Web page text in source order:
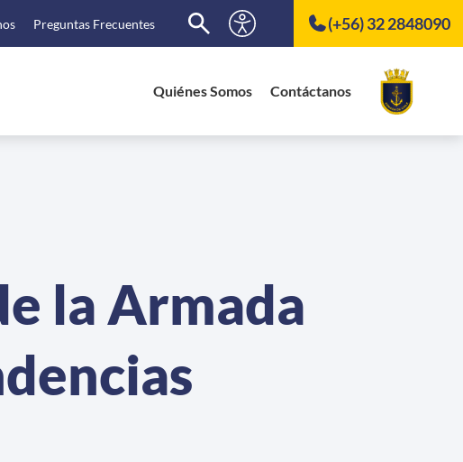
Preguntas Frecuentes (+56) 32 2848090
Quiénes Somos Contáctanos
la Armada